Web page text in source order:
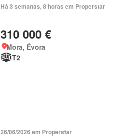
Há 3 semanas, 8 horas em Properstar
310 000 €
Mora, Évora
T2
26/06/2026 em Properstar